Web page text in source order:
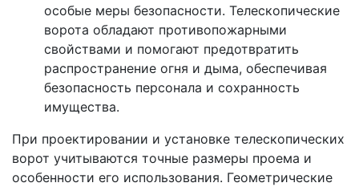
особые меры безопасности. Телескопические
ворота обладают противопожарными
свойствами и помогают предотвратить
распространение огня и дыма, обеспечивая
безопасность персонала и сохранность
имущества.
При проектировании и установке телескопических
ворот учитываются точные размеры проема и
особенности его использования. Геометрические